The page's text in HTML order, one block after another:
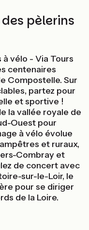
des pèlerins
à vélo - Via Tours
centenaires
Compostelle. Sur
partez pour
et sportive !
la vallée royale de
Ouest pour
à vélo évolue
et ruraux,
Combray et
de concert avec
sur-le-Loir, le
pour se diriger
de la Loire.